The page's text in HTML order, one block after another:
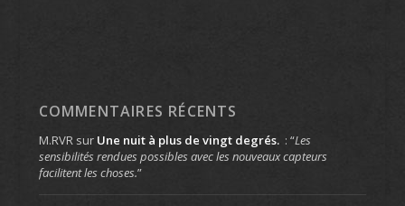
COMMENTAIRES RÉCENTS
M.RVRsur Une nuit à plus de vingt degrés. : “Les
sensibilités rendues possibles avec les nouveaux capteurs
facilitent les choses.”